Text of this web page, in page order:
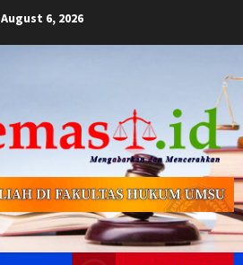
August 6, 2026